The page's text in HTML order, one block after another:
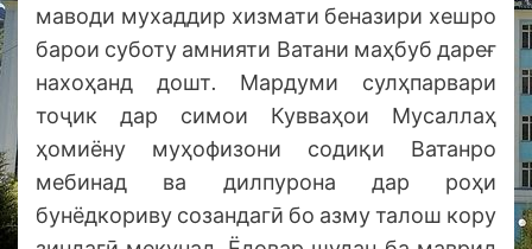
маводи мухаддир хизмати беназири хешро
барои суботу амнияти Ватани маҳбуб дареғ
нахоҳанд дошт. Мардуми сулҳпарвари
тоҷик дар симои Кувваҳои Мусаллаҳ
ҳомиёну муҳофизони содиқи Ватанро
мебинад ва дилпурона дар роҳи
бунёдкориву созандагӣ бо азму талош кору